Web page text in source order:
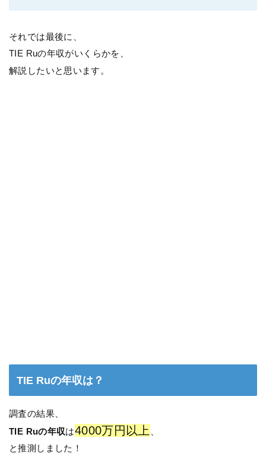
それでは最後に、
TIE Ruの年収がいくらかを、
解説したいと思います。
TIE Ruの年収は？
調査の結果、
TIE Ruの年収は4000万円以上
と推測しました！